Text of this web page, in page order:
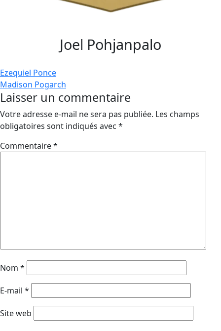
Joel Pohjanpalo
Navigation
de
l’article
Ezequiel Ponce
Madison Pogarch
Laisser un commentaire
Votre adresse e-mail ne sera pas publiée. Les champs
obligatoires sont indiqués avec *
Commentaire*
Nom *
E-mail *
Site web